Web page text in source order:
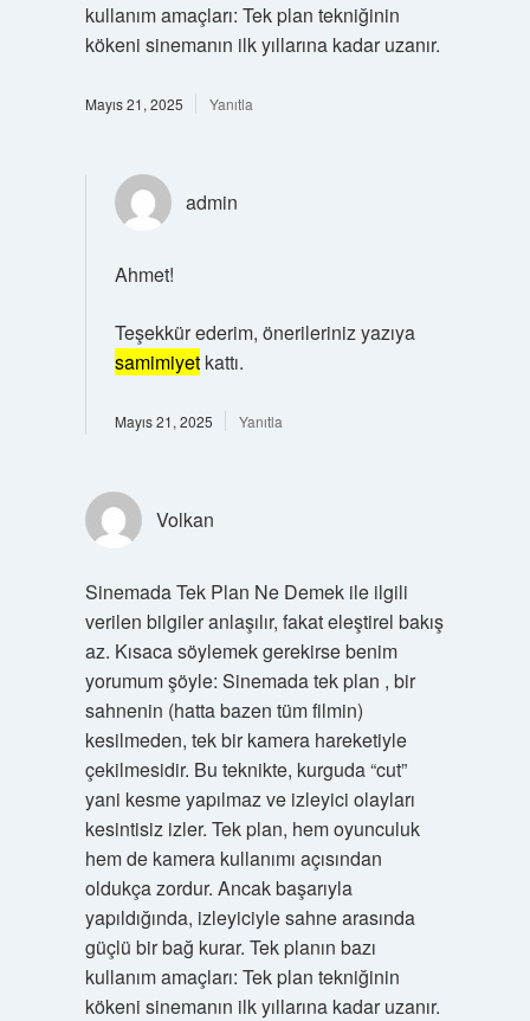
kullanım amaçları: Tek plan tekniğinin
kökeni sinemanın ilk yıllarına kadar uzanır.
Mayıs 21, 2025 Yanıtla
admin
Ahmet!
Teşekkür ederim, önerileriniz yazıya
samimiyetkattı.
Mayıs 21, 2025 Yanıtla
Volkan
Sinemada Tek Plan Ne Demek ile ilgili
verilen bilgiler anlaşılır, fakat eleştirel bakış
az. Kısaca söylemek gerekirse benim
yorumum şöyle: Sinemada tek plan , bir
sahnenin (hatta bazen tüm filmin)
kesilmeden, tek bir kamera hareketiyle
çekilmesidir. Bu teknikte, kurguda “cut”
yani kesme yapılmaz ve izleyici olayları
kesintisiz izler. Tek plan, hem oyunculuk
hem de kamera kullanımı açısından
oldukça zordur. Ancak başarıyla
yapıldığında, izleyiciyle sahne arasında
güçlü bir bağ kurar. Tek planın bazı
kullanım amaçları: Tek plan tekniğinin
kökeni sinemanın ilk yıllarına kadar uzanır.